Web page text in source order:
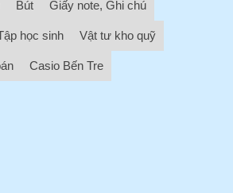
Bút Giấy note, Ghi chú
học sinh Vật tư kho quỹ
Casio Bến Tre